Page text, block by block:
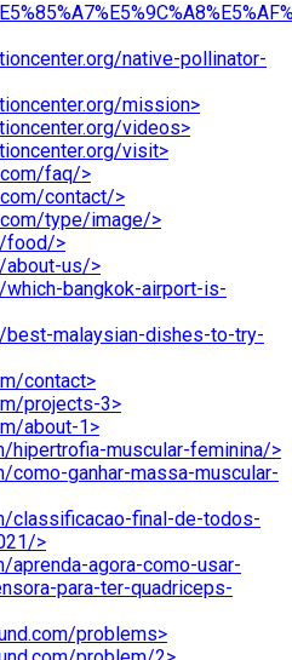
native-pollinator-
mission>
videos>
visit>
faq/>
contact/>
type/image/>
food/>
about-us/>
bangkok-airport-is-
best-malaysian-dishes-to-try-
contact>
projects-3>
about-1>
hipertrofia-muscular-feminina/>
como-ganhar-massa-muscular-
classificacao-final-de-todos-
>
aprenda-agora-como-usar-
para-ter-quadriceps-
problems>